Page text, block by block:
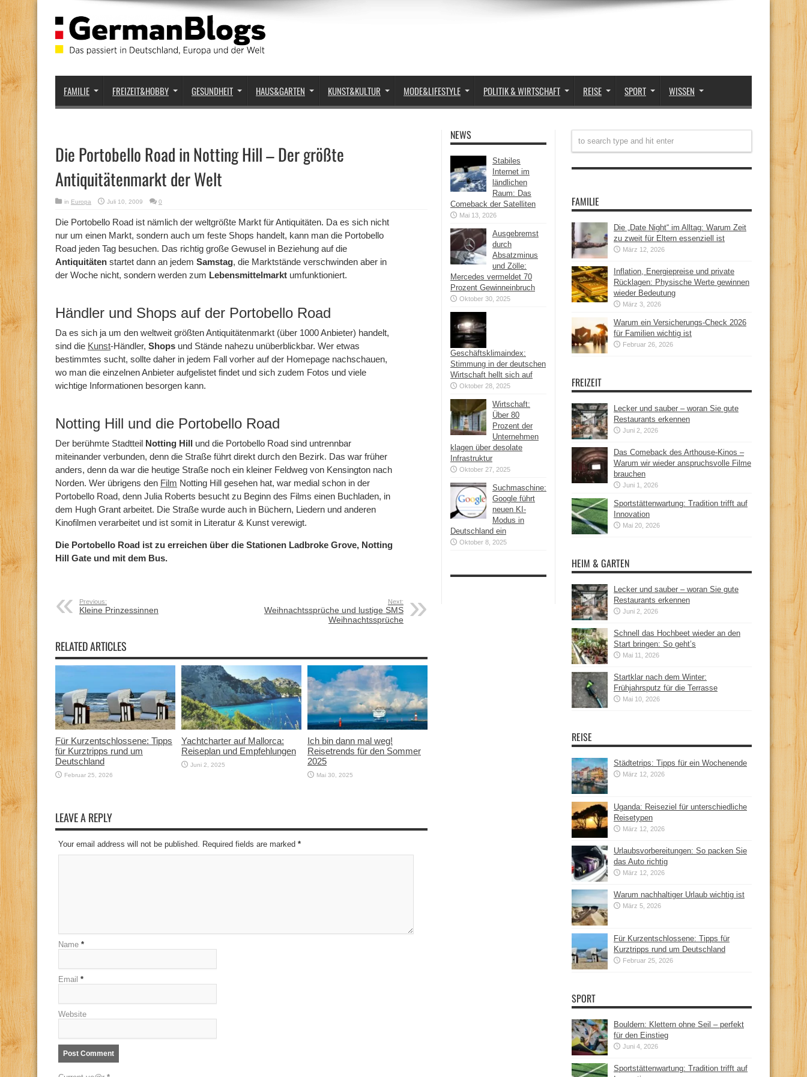
FAMILIE FREIZEIT&HOBBY GESUNDHEIT HAUS&GARTEN KUNST&KULTUR MODE&LIFESTYLE POLITIK & WIRTSCHAFT REISE SPORT WISSEN
Die Portobello Road in Notting Hill – Der größte
Antiquitätenmarkt der Welt
in Europa Juli 10, 2009 0
Die Portobello Road ist nämlich der weltgrößte Markt für Antiquitäten. Da es sich nicht
nur um einen Markt, sondern auch um feste Shops handelt, kann man die Portobello
Road jeden Tag besuchen. Das richtig große Gewusel in Beziehung auf die
Antiquitäten startet dann an jedem Samstag, die Marktstände verschwinden aber in
der Woche nicht, sondern werden zum Lebensmittelmarkt umfunktioniert.
Händler und Shops auf der Portobello Road
Da es sich ja um den weltweit größten Antiquitätenmarkt (über 1000 Anbieter) handelt,
sind die Kunst-Händler, Shops und Stände nahezu unüberblickbar. Wer etwas
bestimmtes sucht, sollte daher in jedem Fall vorher auf der Homepage nachschauen,
wo man die einzelnen Anbieter aufgelistet findet und sich zudem Fotos und viele
wichtige Informationen besorgen kann.
Notting Hill und die Portobello Road
Der berühmte Stadtteil Notting Hill und die Portobello Road sind untrennbar
miteinander verbunden, denn die Straße führt direkt durch den Bezirk. Das war früher
anders, denn da war die heutige Straße noch ein kleiner Feldweg von Kensington nach
Norden. Wer übrigens den Film Notting Hill gesehen hat, war medial schon in der
Portobello Road, denn Julia Roberts besucht zu Beginn des Films einen Buchladen, in
dem Hugh Grant arbeitet. Die Straße wurde auch in Büchern, Liedern und anderen
Kinofilmen verarbeitet und ist somit in Literatur & Kunst verewigt.
Die Portobello Road ist zu erreichen über die Stationen Ladbroke Grove, Notting
Hill Gate und mit dem Bus.
Previous:
Kleine Prinzessinnen
Next:
Weihnachtssprüche und lustige SMS
Weihnachtssprüche
RELATED ARTICLES
Für Kurzentschlossene: Tipps
für Kurztripps rund um
Deutschland
Februar 25, 2026
Yachtcharter auf Mallorca:
Reiseplan und Empfehlungen
Juni 2, 2025
Ich bin dann mal weg!
Reisetrends für den Sommer
2025
Mai 30, 2025
LEAVE A REPLY
Your email address will not be published. Required fields are marked *
Name *
Email *
Website
NEWS
Stabiles
Internet im
ländlichen
Raum: Das
Comeback der Satelliten
Mai 13, 2026
Ausgebremst
durch
Absatzminus
und Zölle:
Mercedes vermeldet 70
Prozent Gewinneinbruch
Oktober 30, 2025
Geschäftsklimaindex:
Stimmung in der deutschen
Wirtschaft hellt sich auf
Oktober 28, 2025
Wirtschaft:
Über 80
Prozent der
Unternehmen
klagen über desolate
Infrastruktur
Oktober 27, 2025
Suchmaschine:
Google führt
neuen KI-
Modus in
Deutschland ein
Oktober 8, 2025
FAMILIE
Die „Date Night“ im Alltag: Warum Zeit
zu zweit für Eltern essenziell ist
März 12, 2026
Inflation, Energiepreise und private
Rücklagen: Physische Werte gewinnen
wieder Bedeutung
März 3, 2026
Warum ein Versicherungs-Check 2026
für Familien wichtig ist
Februar 26, 2026
FREIZEIT
Lecker und sauber – woran Sie gute
Restaurants erkennen
Juni 2, 2026
Das Comeback des Arthouse-Kinos –
Warum wir wieder anspruchsvolle Filme
brauchen
Juni 1, 2026
Sportstättenwartung: Tradition trifft auf
Innovation
Mai 20, 2026
HEIM & GARTEN
Lecker und sauber – woran Sie gute
Restaurants erkennen
Juni 2, 2026
Schnell das Hochbeet wieder an den
Start bringen: So geht’s
Mai 11, 2026
Startklar nach dem Winter:
Frühjahrsputz für die Terrasse
Mai 10, 2026
REISE
Städtetrips: Tipps für ein Wochenende
März 12, 2026
Uganda: Reiseziel für unterschiedliche
Reisetypen
März 12, 2026
Urlaubsvorbereitungen: So packen Sie
das Auto richtig
März 12, 2026
Warum nachhaltiger Urlaub wichtig ist
März 5, 2026
Für Kurzentschlossene: Tipps für
Kurztripps rund um Deutschland
Februar 25, 2026
SPORT
Bouldern: Klettern ohne Seil – perfekt
für den Einstieg
Juni 4, 2026
Sportstättenwartung: Tradition trifft auf